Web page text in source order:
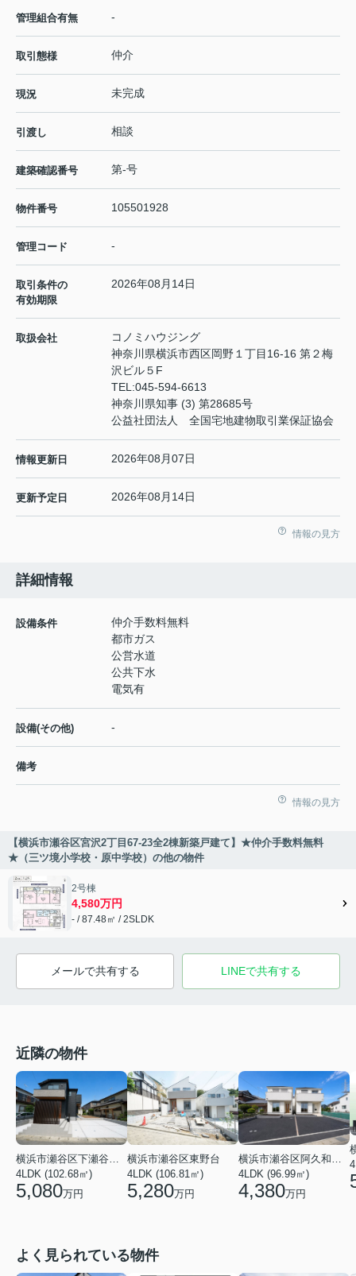
管理組合有無 -
取引態様 仲介
現況 未完成
引渡し 相談
建築確認番号 第-号
物件番号 105501928
管理コード -
取引条件の
有効期限
2026年08月14日
取扱会社
コノミハウジング
神奈川県横浜市西区岡野１丁目16-16 第２梅
沢ビル５F
TEL:045-594-6613
神奈川県知事 (3) 第28685号
公益社団法人 全国宅地建物取引業保証協会
情報更新日 2026年08月07日
更新予定日 2026年08月14日
情報の見方
詳細情報
設備条件
仲介手数料無料
都市ガス
公営水道
公共下水
電気有
設備(その他) -
備考
情報の見方
【横浜市瀬谷区宮沢2丁目67-23全2棟新築戸建て】★仲介手数料無料
★（三ツ境小学校・原中学校）の他の物件
2号棟
4,580万円
- / 87.48㎡ / 2SLDK
メールで共有する LINEで共有する
近隣の物件
横浜市瀬谷区下瀬谷３丁目
4LDK (102.68㎡)
5,080万円
横浜市瀬谷区東野台
4LDK (106.81㎡)
5,280万円
横浜市瀬谷区阿久和西４丁目
4LDK (96.99㎡)
4,380万円
よく見られている物件